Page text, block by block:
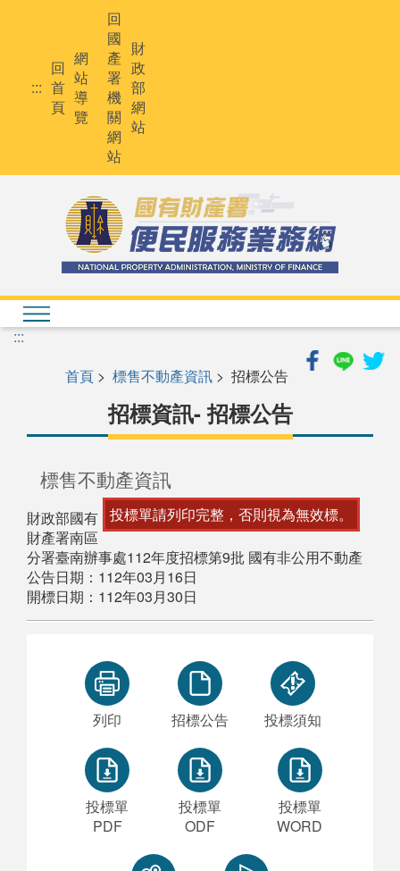
:::
回
首
頁
網
站
導
覽
回
國
產
署
機
關
網
站
財
政
部
網
站
:::
首頁 > 標售不動產資訊 > 招標公告
招標資訊- 招標公告
標售不動產資訊
投標單請列印完整，否則視為無效標。
財政部國有
財產署南區
分署臺南辦事處112年度招標第9批 國有非公用不動產
公告日期：112年03月16日
開標日期：112年03月30日
列印 招標公告 投標須知
投標單
PDF
投標單
ODF
投標單
WORD